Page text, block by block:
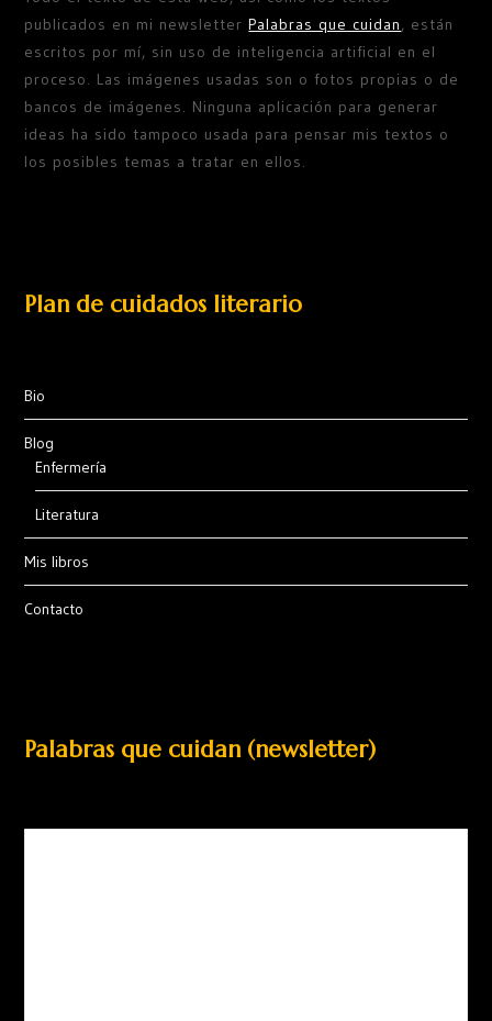
publicados en mi newsletterPalabras que cuidan, están
escritos por mí, sin uso de inteligencia artificial en el
proceso. Las imágenes usadas son o fotos propias o de
bancos de imágenes. Ninguna aplicación para generar
ideas ha sido tampoco usada para pensar mis textos o
los posibles temas a tratar en ellos.
Plan de cuidados literario
Bio
Blog
Enfermería
Literatura
Mis libros
Contacto
Palabras que cuidan (newsletter)